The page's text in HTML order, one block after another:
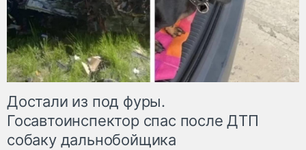
Достали из под фуры.
Госавтоинспектор спас после ДТП
собаку дальнобойщика